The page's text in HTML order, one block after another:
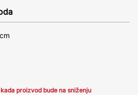
proizvod bude na sniženju